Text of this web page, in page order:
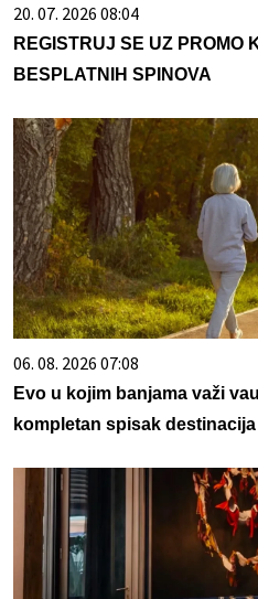
20. 07. 2026 08:04
REGISTRUJ SE UZ PROMO
BESPLATNIH SPINOVA
06. 08. 2026 07:08
Evo u kojim banjama važi
kompletan spisak